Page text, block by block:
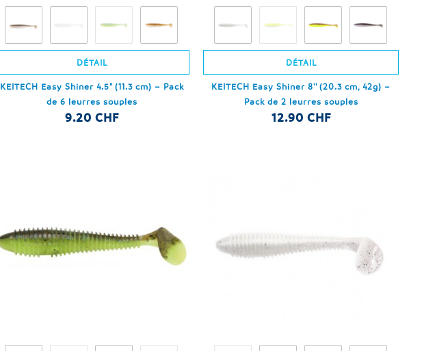
DÉTAIL
KEITECH Easy Shiner 4.5" (11.3 cm) – Pack
de 6 leurres souples
9.20 CHF
DÉTAIL
KEITECH Easy Shiner 8'' (20.3 cm, 42g) –
Pack de 2 leurres souples
12.90 CHF